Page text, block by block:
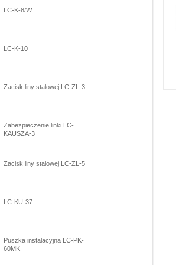
LC-K-8/W
LC-K-10
Zacisk liny stalowej LC-ZL-3
Zabezpieczenie linki LC-
KAUSZA-3
Zacisk liny stalowej LC-ZL-5
LC-KU-37
Puszka instalacyjna LC-PK-
60MK